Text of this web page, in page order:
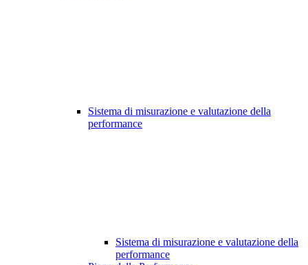
Sistema di misurazione e valutazione della
performance
Sistema di misurazione e valutazione della
performance